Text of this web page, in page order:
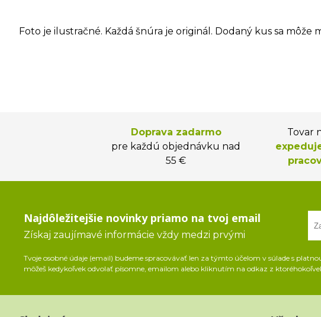
Foto je ilustračné. Každá šnúra je originál. Dodaný kus sa
Doprava zadarmo
pre každú objednávku nad
55 €
Tovar
Najdôležitejšie novinky priamo na tvoj email
Získaj zaujímavé informácie vždy medzi prvými
Tvoje osobné údaje (email) budeme spracovávať len za týmto účelom v súlade s
môžeš kedykoľvek odvolať písomne, emailom alebo kliknutím na odkaz z